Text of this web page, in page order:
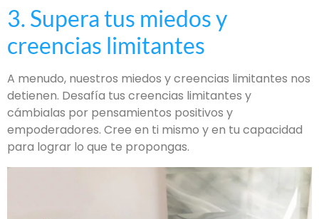
3. Supera tus miedos y
creencias limitantes
A menudo, nuestros miedos y creencias limitantes nos
detienen. Desafía tus creencias limitantes y
cámbialas por pensamientos positivos y
empoderadores. Cree en ti mismo y en tu capacidad
para lograr lo que te propongas.